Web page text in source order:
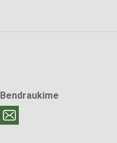
Bendraukime